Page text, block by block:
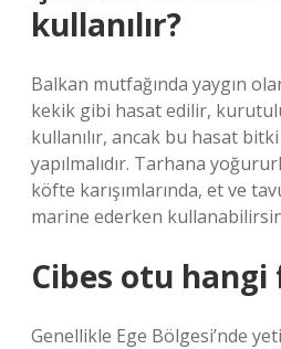
kullanılır?
Balkan mutfağında yaygın
kekik gibi hasat edilir,
kullanılır, ancak bu hasat
yapılmalıdır. Tarhana
köfte karışımlarında, et ve
marine ederken
Cibes otu
Genellikle Ege Bölgesi’nde